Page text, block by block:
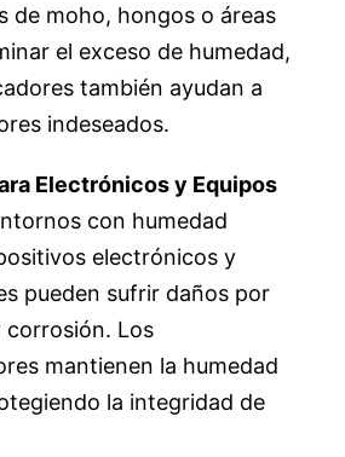
de moho, hongos o áreas
el exceso de humedad,
también ayudan a
indeseados.
Electrónicos y Equipos
con humedad
electrónicos y
pueden sufrir daños por
corrosión. Los
mantienen la humedad
la integridad de